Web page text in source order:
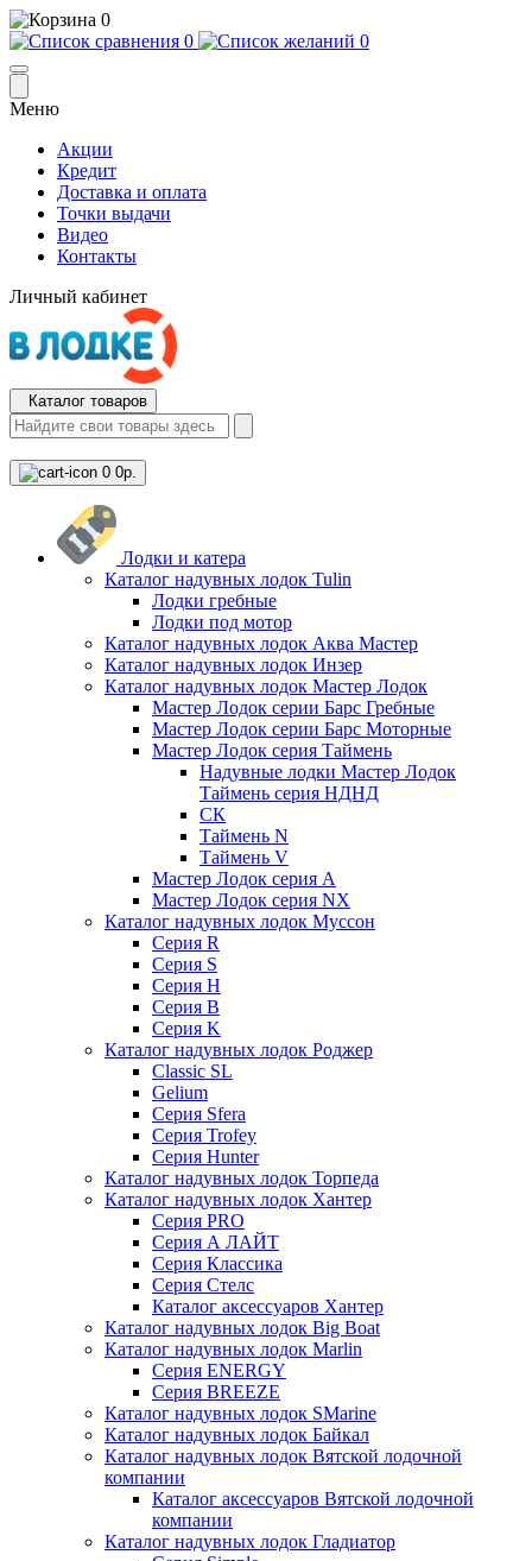
0
0
0
Меню
Акции
Кредит
Доставка и оплата
Точки выдачи
Видео
Контакты
Личный кабинет
Каталог товаров
0 0р.
Лодки и катера
Каталог надувных лодок Tulin
Лодки гребные
Лодки под мотор
Каталог надувных лодок Аква Мастер
Каталог надувных лодок Инзер
Каталог надувных лодок Мастер Лодок
Мастер Лодок серии Барс Гребные
Мастер Лодок серии Барс Моторные
Мастер Лодок серия Таймень
Надувные лодки Мастер Лодок
Таймень серия НДНД
СК
Таймень N
Таймень V
Мастер Лодок серия А
Мастер Лодок серия NX
Каталог надувных лодок Муссон
Серия R
Серия S
Серия H
Серия B
Серия K
Каталог надувных лодок Роджер
Classic SL
Gelium
Серия Sfera
Серия Trofey
Серия Hunter
Каталог надувных лодок Торпеда
Каталог надувных лодок Хантер
Серия PRO
Серия А ЛАЙТ
Серия Классика
Серия Стелс
Каталог аксессуаров Хантер
Каталог надувных лодок Big Boat
Каталог надувных лодок Marlin
Серия ENERGY
Серия BREEZE
Каталог надувных лодок SMarine
Каталог надувных лодок Байкал
Каталог надувных лодок Вятской лодочной
компании
Каталог аксессуаров Вятской лодочной
компании
Каталог надувных лодок Гладиатор